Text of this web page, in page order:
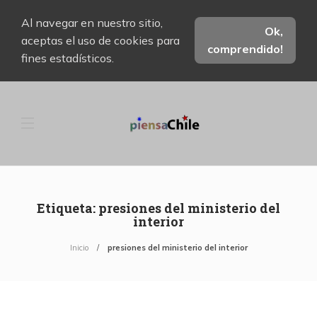
Al navegar en nuestro sitio,
aceptas el uso de cookies para
fines estadísticos.
Ok,
comprendido!
Etiqueta: presiones del ministerio del
interior
Inicio presiones del ministerio del interior